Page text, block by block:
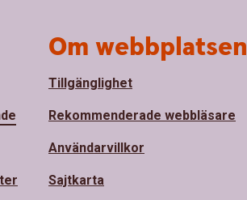
Om webbplatsen
Tillgänglighet
Rekommenderade webbläsare
Användarvillkor
Sajtkarta